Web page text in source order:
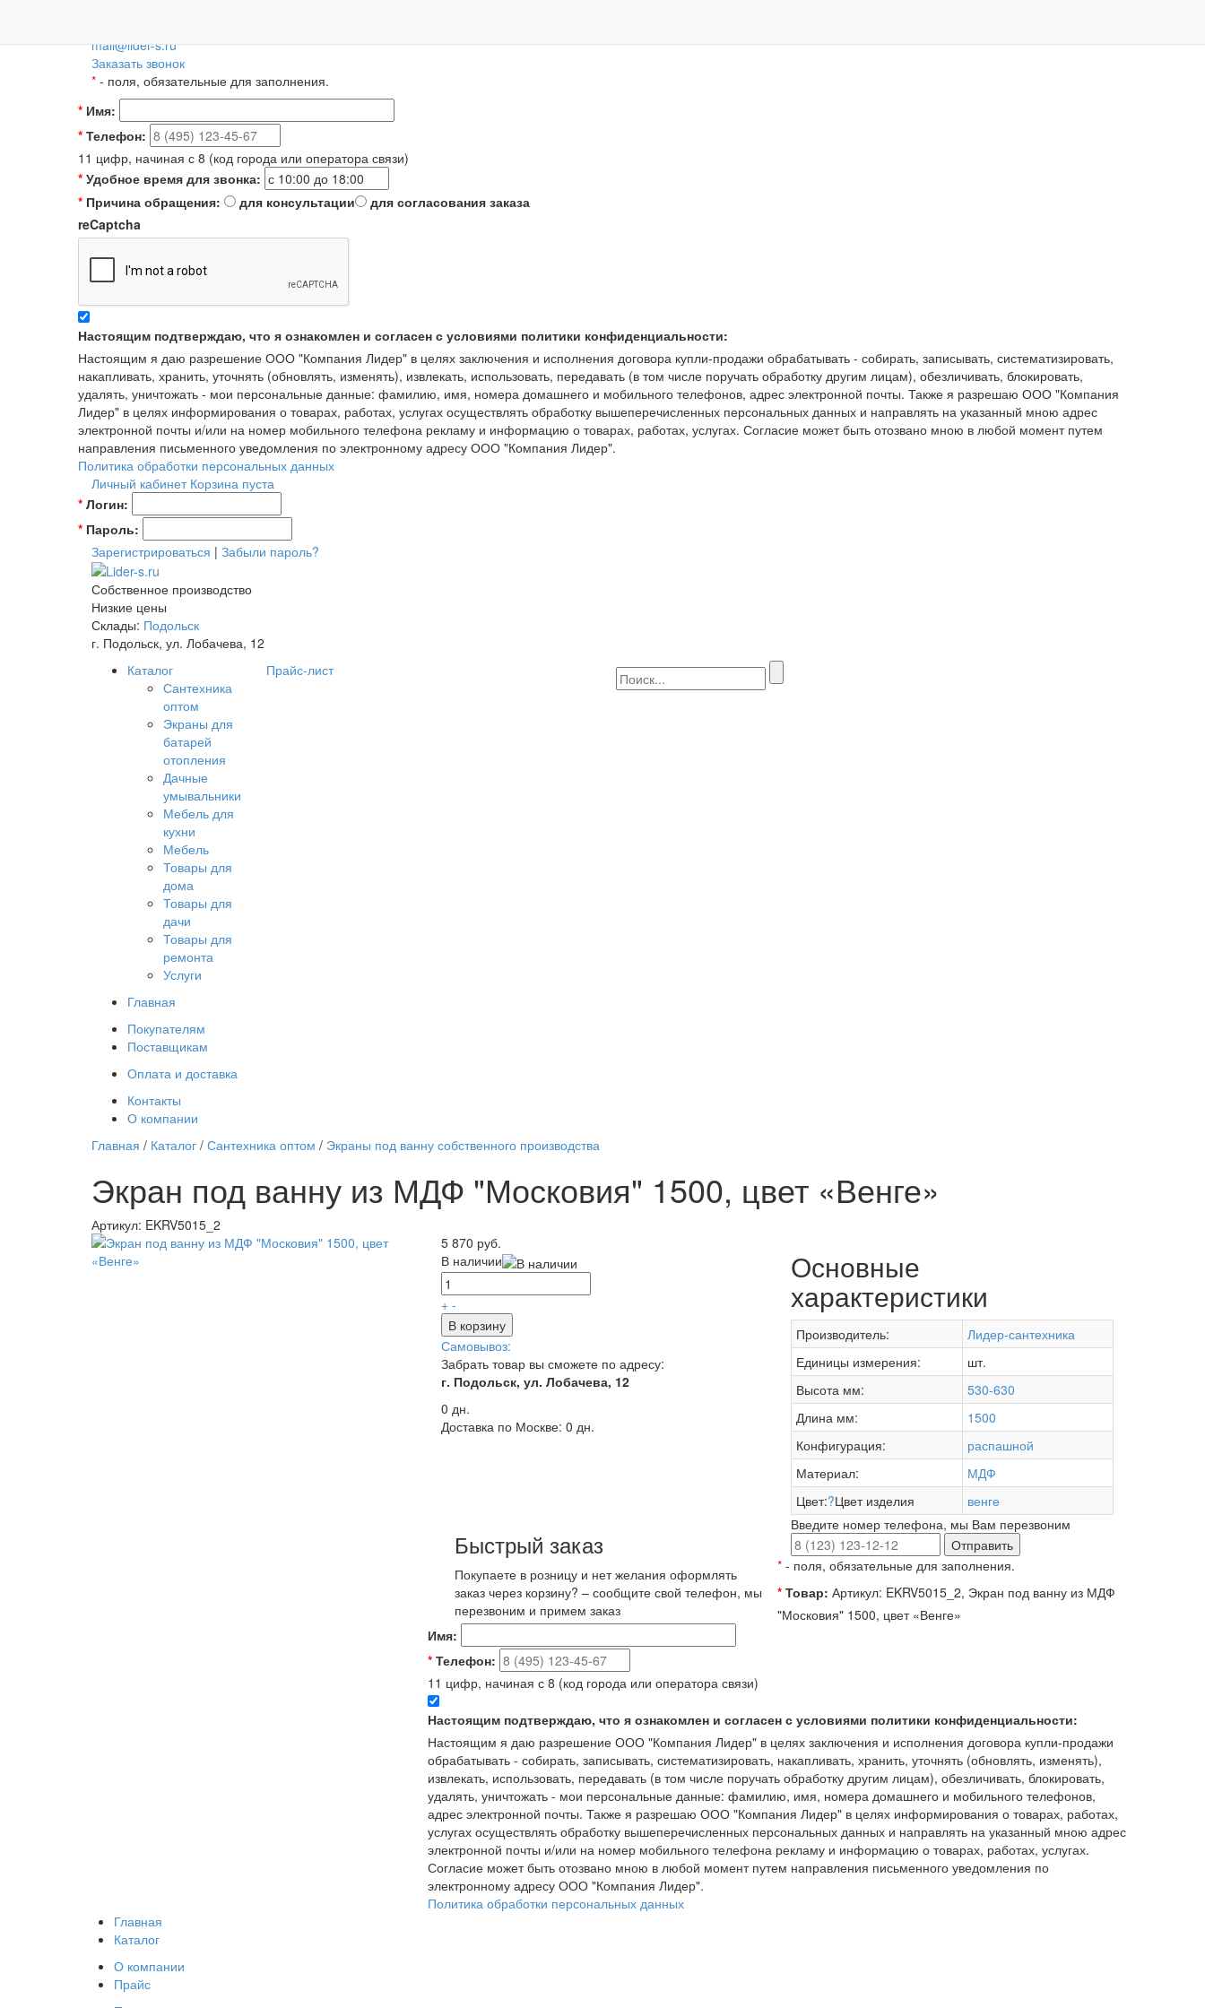
mail@lider-s.ru
Заказать звонок
* - поля, обязательные для заполнения.
* Имя:
* Телефон:
11 цифр, начиная с 8 (код города или оператора связи)
* Удобное время для звонка:
* Причина обращения: для консультации
для согласования заказа
reCaptcha
Настоящим подтверждаю, что я ознакомлен и согласен с условиями политики конфиденциальности:
Настоящим я даю разрешение ООО "Компания Лидер" в целях заключения и исполнения договора купли-продажи обрабатывать - собирать, записывать, систематизировать,
накапливать, хранить, уточнять (обновлять, изменять), извлекать, использовать, передавать (в том числе поручать обработку другим лицам), обезличивать, блокировать,
удалять, уничтожать - мои персональные данные: фамилию, имя, номера домашнего и мобильного телефонов, адрес электронной почты. Также я разрешаю ООО "Компания
Лидер" в целях информирования о товарах, работах, услугах осуществлять обработку вышеперечисленных персональных данных и направлять на указанный мною адрес
электронной почты и/или на номер мобильного телефона рекламу и информацию о товарах, работах, услугах. Согласие может быть отозвано мною в любой момент путем
направления письменного уведомления по электронному адресу ООО "Компания Лидер".
Политика обработки персональных данных
Личный кабинет Корзина пуста
* Логин:
* Пароль:
Зарегистрироваться | Забыли пароль?
Собственное производство
Низкие цены
Склады: Подольск
г. Подольск, ул. Лобачева, 12
Каталог
Сантехника
оптом
Экраны для
батарей
отопления
Дачные
умывальники
Мебель для
кухни
Мебель
Товары для
дома
Товары для
дачи
Товары для
ремонта
Услуги
Прайс-лист
Главная
Покупателям
Поставщикам
Оплата и доставка
Контакты
О компании
Главная / Каталог / Сантехника оптом / Экраны под ванну собственного производства
Экран под ванну из МДФ "Московия" 1500, цвет «Венге»
Артикул: EKRV5015_2
5 870 руб.
В наличии
+ -
В корзину
Самовывоз:
Забрать товар вы сможете по адресу:
г. Подольск, ул. Лобачева, 12
0 дн.
Доставка по Москве: 0 дн.
Основные
характеристики
Производитель:
Лидер-сантехника
Единицы измерения:
шт.
Высота мм:
530-630
Длина мм:
1500
Конфигурация:
распашной
Материал:
МДФ
Цвет:?Цвет изделия венге
Быстрый заказ
Покупаете в розницу и нет желания оформлять
заказ через корзину? – сообщите свой телефон, мы
перезвоним и примем заказ
Введите номер телефона, мы Вам перезвоним
Отправить
* - поля, обязательные для заполнения.
* Товар: Артикул: EKRV5015_2, Экран под ванну из МДФ
"Московия" 1500, цвет «Венге»
Имя:
* Телефон:
11 цифр, начиная с 8 (код города или оператора связи)
Настоящим подтверждаю, что я ознакомлен и согласен с условиями политики конфиденциальности:
Настоящим я даю разрешение ООО "Компания Лидер" в целях заключения и исполнения договора купли-продажи
обрабатывать - собирать, записывать, систематизировать, накапливать, хранить, уточнять (обновлять, изменять),
извлекать, использовать, передавать (в том числе поручать обработку другим лицам), обезличивать, блокировать,
удалять, уничтожать - мои персональные данные: фамилию, имя, номера домашнего и мобильного телефонов,
адрес электронной почты. Также я разрешаю ООО "Компания Лидер" в целях информирования о товарах, работах,
услугах осуществлять обработку вышеперечисленных персональных данных и направлять на указанный мною адрес
электронной почты и/или на номер мобильного телефона рекламу и информацию о товарах, работах, услугах.
Согласие может быть отозвано мною в любой момент путем направления письменного уведомления по
электронному адресу ООО "Компания Лидер".
Политика обработки персональных данных
Главная
Каталог
О компании
Прайс